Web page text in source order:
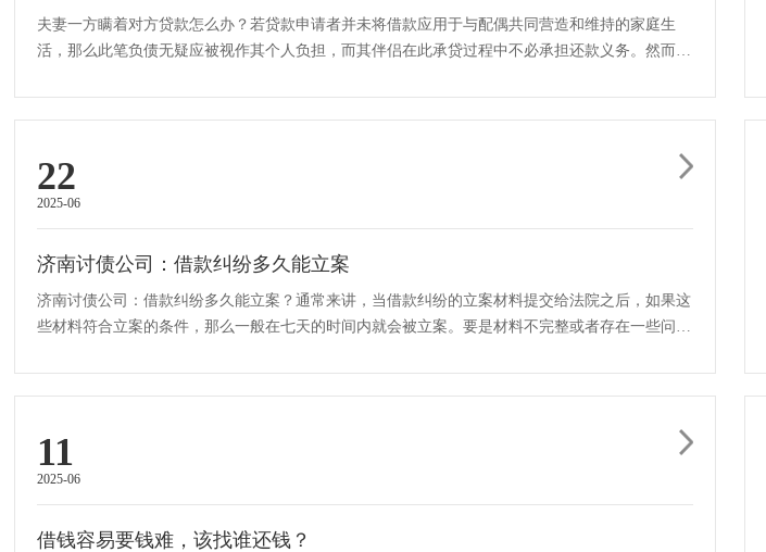
夫妻一方瞒着对方贷款怎么办？若贷款申请者并未将借款应用于与配偶共同营造和维持的家庭生
活，那么此笔负债无疑应被视作其个人负担，而其伴侣在此承贷过程中不必承担还款义务。然而，
22
2025-06
济南讨债公司：借款纠纷多久能立案
济南讨债公司：借款纠纷多久能立案？通常来讲，当借款纠纷的立案材料提交给法院之后，如果这
些材料符合立案的条件，那么一般在七天的时间内就会被立案。要是材料不完整或者存在一些问
11
2025-06
借钱容易要钱难，该找谁还钱？